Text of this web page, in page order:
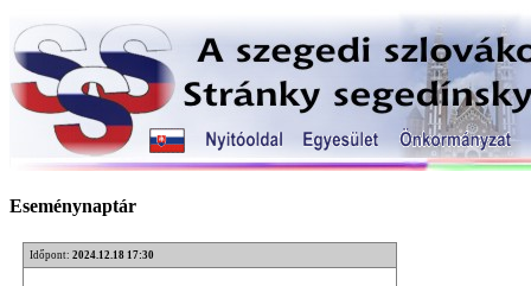
Eseménynaptár
Időpont: 2024.12.18 17:30